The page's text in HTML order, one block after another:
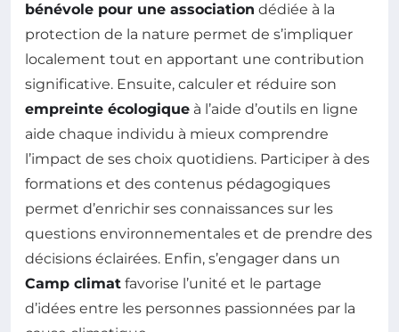
bénévole pour une association dédiée à la
protection de la nature permet de s’impliquer
localement tout en apportant une contribution
significative. Ensuite, calculer et réduire son
empreinte écologique à l’aide d’outils en ligne
aide chaque individu à mieux comprendre
l’impact de ses choix quotidiens. Participer à des
formations et des contenus pédagogiques
permet d’enrichir ses connaissances sur les
questions environnementales et de prendre des
décisions éclairées. Enfin, s’engager dans un
Camp climat favorise l’unité et le partage
d’idées entre les personnes passionnées par la